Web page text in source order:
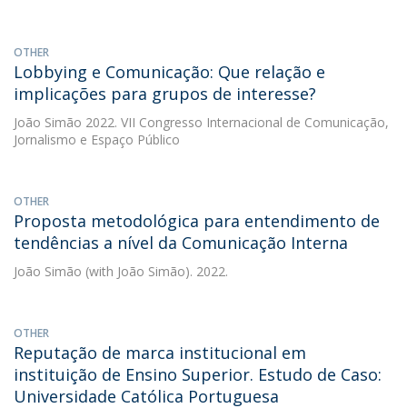
OTHER
Lobbying e Comunicação: Que relação e
implicações para grupos de interesse?
João Simão 2022. VII Congresso Internacional de Comunicação,
Jornalismo e Espaço Público
OTHER
Proposta metodológica para entendimento de
tendências a nível da Comunicação Interna
João Simão (with João Simão). 2022.
OTHER
Reputação de marca institucional em
instituição de Ensino Superior. Estudo de Caso:
Universidade Católica Portuguesa